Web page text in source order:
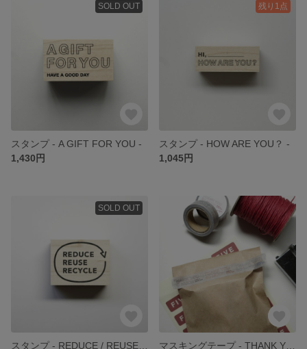
SOLD OUT
スタンプ - A GIFT FOR YOU -
1,430円
残り1点
スタンプ - HOW ARE YOU？ -
1,045円
SOLD OUT